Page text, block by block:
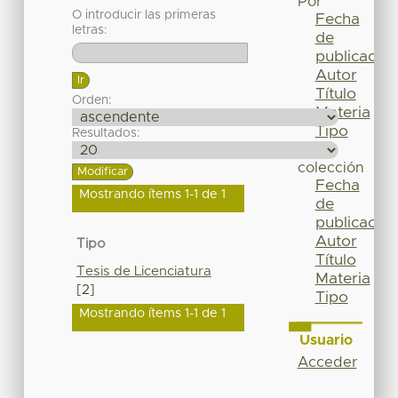
O introducir las primeras
letras:
Orden:
Resultados:
Mostrando ítems 1-1 de 1
Tipo
Tesis de Licenciatura
[2]
Mostrando ítems 1-1 de 1
Fecha
de
publicación
Autor
Título
Materia
Tipo
colección
Fecha
de
publicación
Autor
Título
Materia
Tipo
Usuario
Acceder